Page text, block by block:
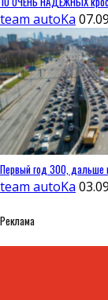
team autoKa
Первый год 300, дальше
team autoKa
Реклама